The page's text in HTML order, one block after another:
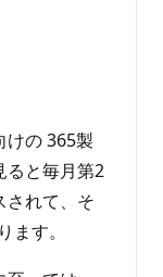
けの 365製
ると毎月第2
されて、そ
す。